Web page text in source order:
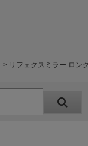
> リフェクスミラー ロン